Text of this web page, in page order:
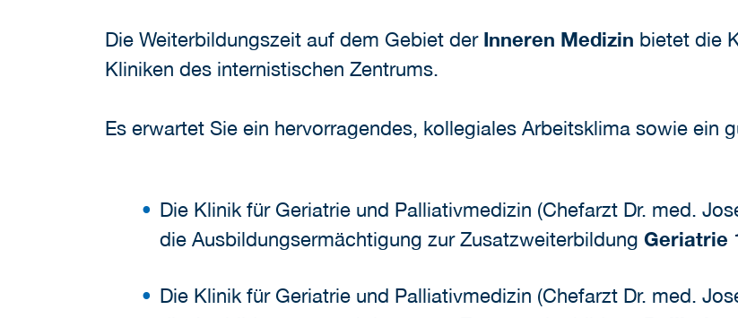
Die Weiterbildungszeit auf dem Gebiet der Inneren Medizin bietet die
Kliniken des internistischen Zentrums.
Es erwartet Sie ein hervorragendes, kollegiales Arbeitsklima sowie ein
Die Klinik für Geriatrie und Palliativmedizin (Chefarzt Dr. med.
die Ausbildungsermächtigung zur Zusatzweiterbildung Geriatrie
Die Klinik für Geriatrie und Palliativmedizin (Chefarzt Dr. med.